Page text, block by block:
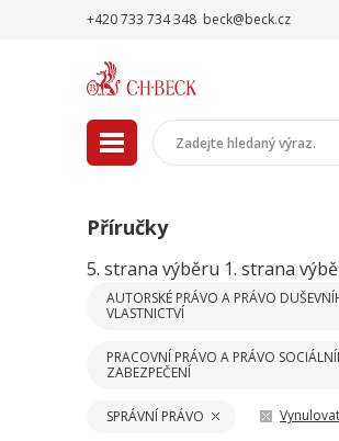
+420 733 734 348 beck@beck.cz
Příručky
5. strana výběru 1. strana
AUTORSKÉ PRÁVO A PRÁVO
VLASTNICTVÍ
PRACOVNÍ PRÁVO A PRÁVO
ZABEZPEČENÍ
SPRÁVNÍ PRÁVO